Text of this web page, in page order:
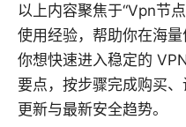
以上内容聚焦于“Vpn节
使用经验，帮助你在海
你想快速进入稳定的
要点，按步骤完成购买
更新与最新安全趋势。